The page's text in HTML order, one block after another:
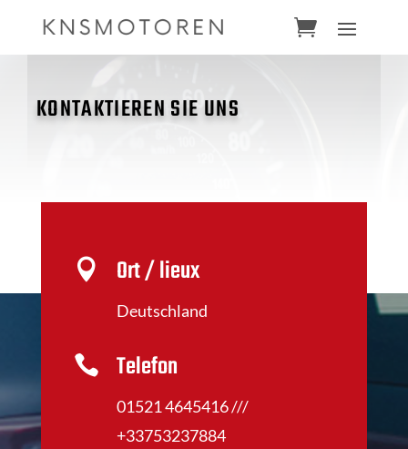
KONTAKTIEREN SIE UNS
 Ort / lieux
Deutschland
 Telefon
01521 4645416 ///
+33753237884